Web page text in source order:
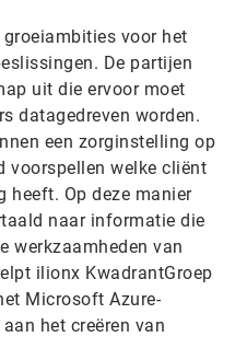
voor het
De partijen
uit die ervoor moet
datagedreven worden.
een zorginstelling op
voorspellen welke cliënt
heeft. Op deze manier
naar informatie die
werkzaamheden van
ilionx KwadrantGroep
Microsoft Azure-
het creëren van